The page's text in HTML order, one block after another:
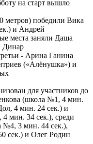
на старт вышло
метров) победили Вика
и Андрей
места заняли Даша
Динар
- Арина Ганина
(«Алёнушка») и
для участников до
(школа №1, 4 мин.
4 мин. 24 сек.) и
мин. 34 сек.), среди
№4, 3 мин. 44 сек.),
сек.) и Олег Родин